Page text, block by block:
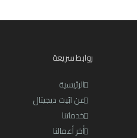
روابط سريعة
الرئيسية
عن ابّيت ديجيتال
خدماتنا
أخر أعمالنا